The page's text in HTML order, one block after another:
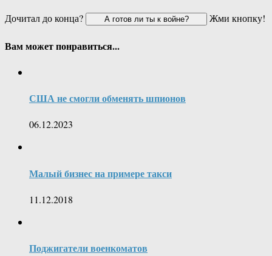
Дочитал до конца?
Жми кнопку!
Вам может понравиться...
США не смогли обменять шпионов
06.12.2023
Малый бизнес на примере такси
11.12.2018
Поджигатели военкоматов